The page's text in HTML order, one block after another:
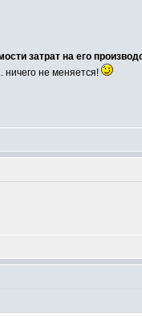
затрат на его
ничего не меняется!